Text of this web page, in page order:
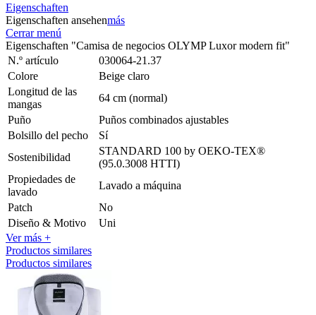
Eigenschaften
Eigenschaften ansehenmás
Cerrar menú
Eigenschaften "Camisa de negocios OLYMP Luxor modern fit"
N.º artículo
030064-21.37
Colore
Beige claro
Longitud de las
mangas
64 cm (normal)
Puño
Puños combinados ajustables
Bolsillo del pecho
Sí
Sostenibilidad
STANDARD 100 by OEKO-TEX®
(95.0.3008 HTTI)
Propiedades de
lavado
Lavado a máquina
Patch
No
Diseño & Motivo
Uni
Ver más +
Productos similares
Productos similares